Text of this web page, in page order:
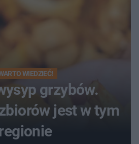
WIEDZIEĆ!
grzybów.
jest w tym